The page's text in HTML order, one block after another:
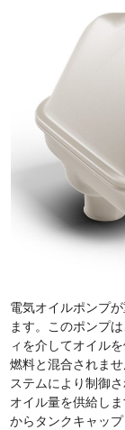
電気オイルポンプ
ます。このポンプ
ィを介してオイル
燃料と混合されま
ステムにより制御
オイル量を供給し
からタンクキャッ